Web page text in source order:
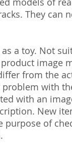
They can
a toy. Not
image
from the
with
with an
New
purpose of